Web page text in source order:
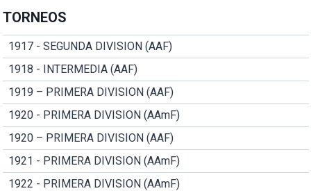
TORNEOS
1917 - SEGUNDA DIVISION (AAF)
1918 - INTERMEDIA (AAF)
1919 – PRIMERA DIVISION (AAF)
1920 - PRIMERA DIVISION (AAmF)
1920 – PRIMERA DIVISION (AAF)
1921 - PRIMERA DIVISION (AAmF)
1922 - PRIMERA DIVISION (AAmF)